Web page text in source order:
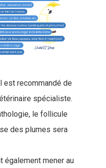
est recommandé de
spécialiste.
le follicule
des plumes sera
également mener au